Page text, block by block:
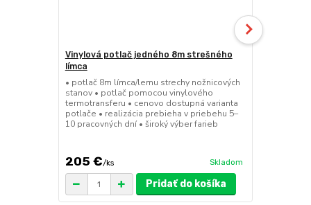
Vinylová potlač jedného 8m strešného
límca
• potlač 8m límca/lemu strechy nožnicových
stanov • potlač pomocou vinylového
termotransferu • cenovo dostupná varianta
potlače • realizácia prebieha v priebehu 5–
10 pracovných dní • široký výber farieb
205 €/ks Skladom
Pridať do košíka